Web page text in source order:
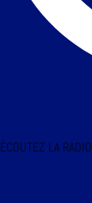
ÉCOUTEZ LA RADIO